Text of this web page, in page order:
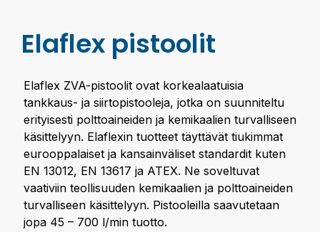
Elaflex pistoolit
Elaflex ZVA-pistoolit ovat korkealaatuisia
tankkaus- ja siirtopistooleja, jotka on suunniteltu
erityisesti polttoaineiden ja kemikaalien turvalliseen
käsittelyyn. Elaflexin tuotteet täyttävät tiukimmat
eurooppalaiset ja kansainväliset standardit kuten
EN 13012, EN 13617 ja ATEX. Ne soveltuvat
vaativiin teollisuuden kemikaalien ja polttoaineiden
turvalliseen käsittelyyn. Pistooleilla saavutetaan
jopa 45 – 700 l/min tuotto.